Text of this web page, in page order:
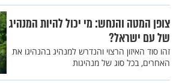
צופן המטה והנחש: מי יכול להיות המנהיג
של עם ישראל?
זהו סוד האיזון הרצוי והנדרש למנהיג בהנהיגו את
האחרים, בכל סוג של מנהיגות